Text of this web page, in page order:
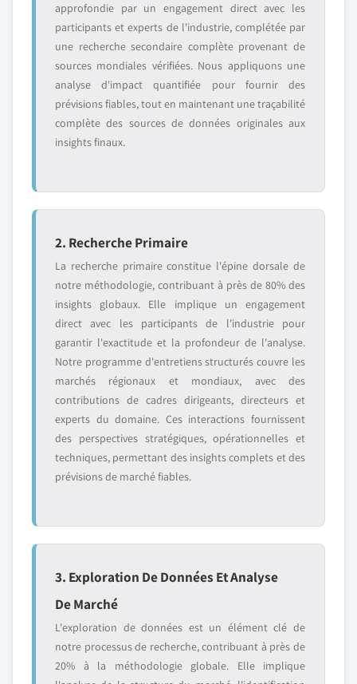
approfondie par un engagement direct avec les
participants et experts de l'industrie, complétée par
une recherche secondaire complète provenant de
sources mondiales vérifiées. Nous appliquons une
analyse d'impact quantifiée pour fournir des
prévisions fiables, tout en maintenant une traçabilité
complète des sources de données originales aux
insights finaux.
2. Recherche Primaire
La recherche primaire constitue l'épine dorsale de
notre méthodologie, contribuant à près de 80% des
insights globaux. Elle implique un engagement
direct avec les participants de l'industrie pour
garantir l'exactitude et la profondeur de l'analyse.
Notre programme d'entretiens structurés couvre les
marchés régionaux et mondiaux, avec des
contributions de cadres dirigeants, directeurs et
experts du domaine. Ces interactions fournissent
des perspectives stratégiques, opérationnelles et
techniques, permettant des insights complets et des
prévisions de marché fiables.
3. Exploration De Données Et Analyse
De Marché
L'exploration de données est un élément clé de
notre processus de recherche, contribuant à près de
20% à la méthodologie globale. Elle implique